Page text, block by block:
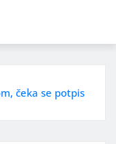
čeka se potpis